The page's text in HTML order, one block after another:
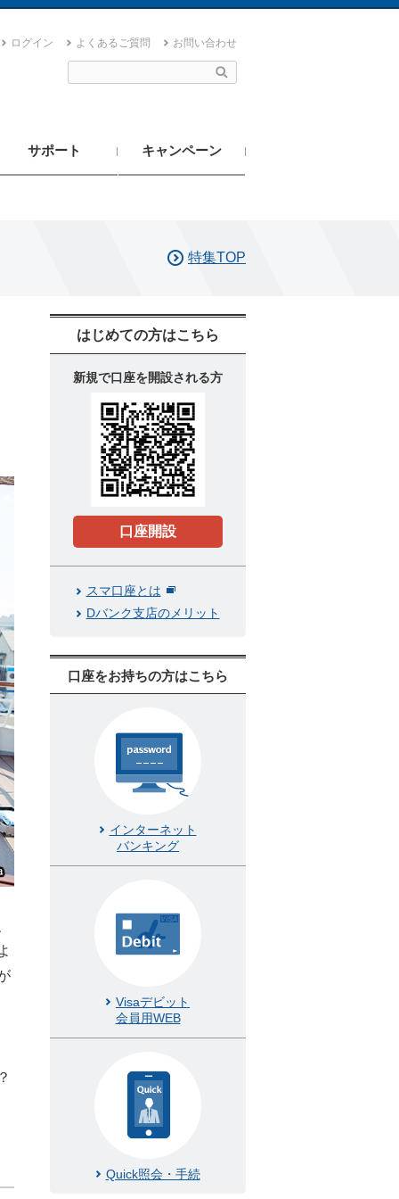
ログイン よくあるご質問 お問い合わせ
サポート キャンペーン
特集TOP
はじめての方はこちら
新規で口座を開設される方
口座開設
スマ口座とは
Dバンク支店のメリット
口座をお持ちの方はこちら
インターネット
バンキング
Visaデビット
会員用WEB
Quick照会・手続